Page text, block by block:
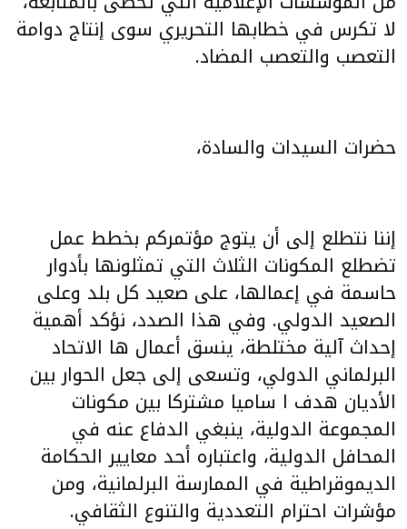
لا تكرس في خطابها التحريري سوى إنتاج دوامة
التعصب والتعصب المضاد.
حضرات السيدات والسادة،
إننا نتطلع إلى أن يتوج مؤتمركم بخطط عمل
تضطلع المكونات الثلاث التي تمثلونها بأدوار
حاسمة في إعمالها، على صعيد كل بلد وعلى
الصعيد الدولي. وفي هذا الصدد، نؤكد أهمية
إحداث آلية مختلطة، ينسق أعمال ها الاتحاد
البرلماني الدولي، وتسعى إلى جعل الحوار بين
الأديان هدف ا ساميا مشتركا بين مكونات
المجموعة الدولية، ينبغي الدفاع عنه في
المحافل الدولية، واعتباره أحد معايير الحكامة
الديموقراطية في الممارسة البرلمانية، ومن
مؤشرات احترام التعددية والتنوع الثقافي.